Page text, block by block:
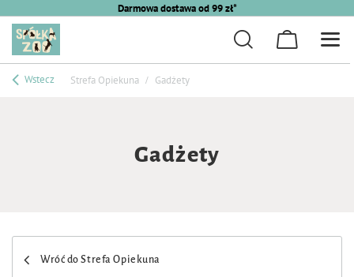
Darmowa dostawa od 99 zł*
Wstecz Strefa Opiekuna Gadżety
Gadżety
Wróć do Strefa Opiekuna